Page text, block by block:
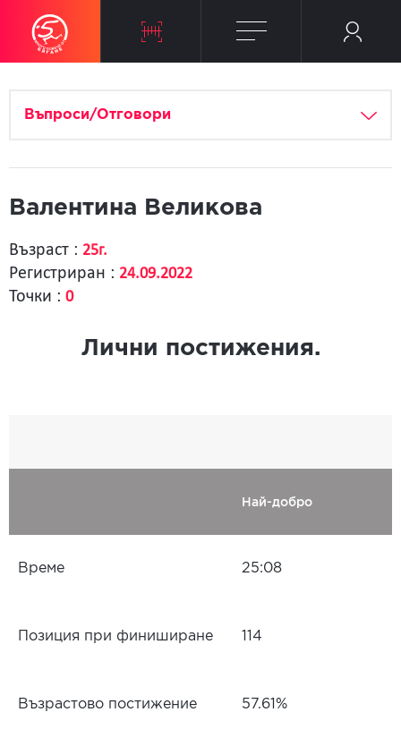
Въпроси/Отговори
Валентина Великова
Възраст : 25г.
Регистриран : 24.09.2022
Точки : 0
Лични постижения.
Най-добро
Време 25:08
Позиция при финиширане 114
Възрастово постижение 57.61%